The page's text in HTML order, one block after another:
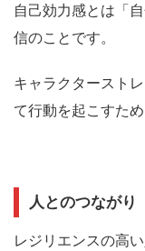
自己効力感とは 「
信のことです。
キャラクタースト
て行動を起こすた
人とのつながり
レジリエンスの高